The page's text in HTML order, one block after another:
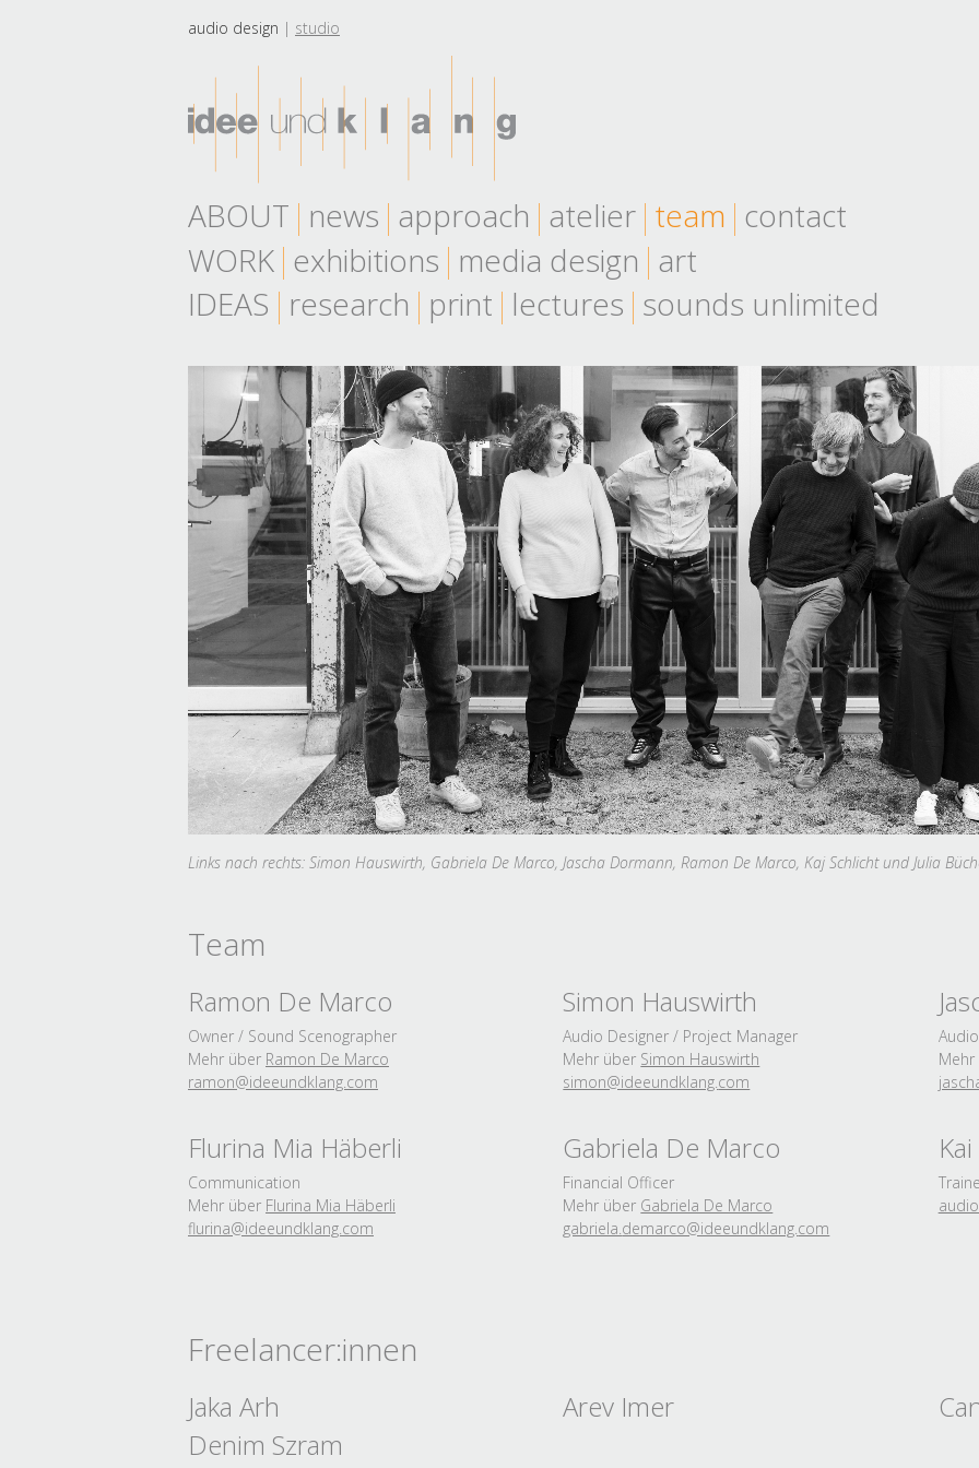
audio design studio
ABOUT news approach atelier team contact
WORK exhibitions media design art
IDEAS research print lectures sounds unlimited
Links nach rechts: Simon Hauswirth, Gabriela De Marco, Jascha Dormann, Ramon De Marco, Kaj Schlicht und Julia
Team
Ramon De Marco
Owner / Sound Scenographer
Mehr über Ramon De Marco
ramon@ideeundklang. com
Simon Hauswirth
Audio Designer / Project Manager
Mehr über Simon Hauswirth
simon@ideeundklang. com
Flurina Mia Häberli
Communication
Mehr über Flurina Mia Häberli
flurina@ideeundklang. com
Gabriela De Marco
Financial Officer
Mehr über Gabriela De Marco
gabriela. demarco@ideeundklang. com
Freelancer:innen
Jaka Arh Arev Imer
Denim Szram